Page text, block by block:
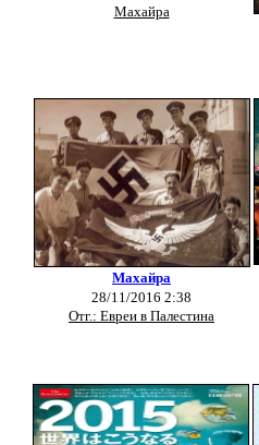
Махайра
Махайра
28/11/2016 2:38
Отг.: Евреи в Палестина